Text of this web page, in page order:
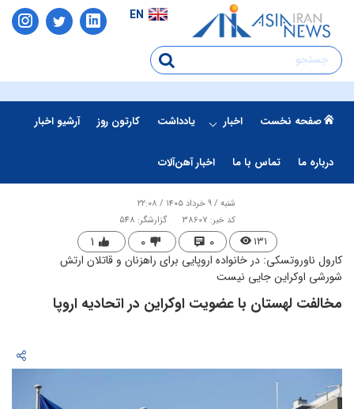
EN
صفحه نخست اخبار یادداشت کارتون روز آرشیو اخبار
درباره ما تماس با ما اخبار آهن‌آلات
شنبه / ۹ خرداد ۱۴۰۵ / ۲۲:۰۸
کد خبر: 38607
گزارشگر: 548
۱۳۱ ۰ ۰ ۱
کارول ناوروتسکی: در خانواده اروپایی برای راهزنان و قاتلان ارتش
شورشی اوکراین جایی نیست
مخالفت لهستان با عضویت اوکراین در اتحادیه اروپا